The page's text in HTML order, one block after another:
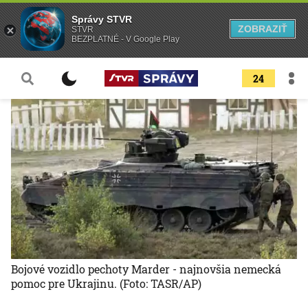
24
Bojové vozidlo pechoty Marder - najnovšia nemecká
pomoc pre Ukrajinu. (Foto: TASR/AP)
Správy STVR
STVR
BEZPLATNÉ - V Google Play
ZOBRAZIŤ